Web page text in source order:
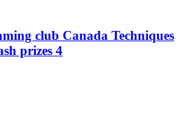
club Canada Techniques
prizes 4